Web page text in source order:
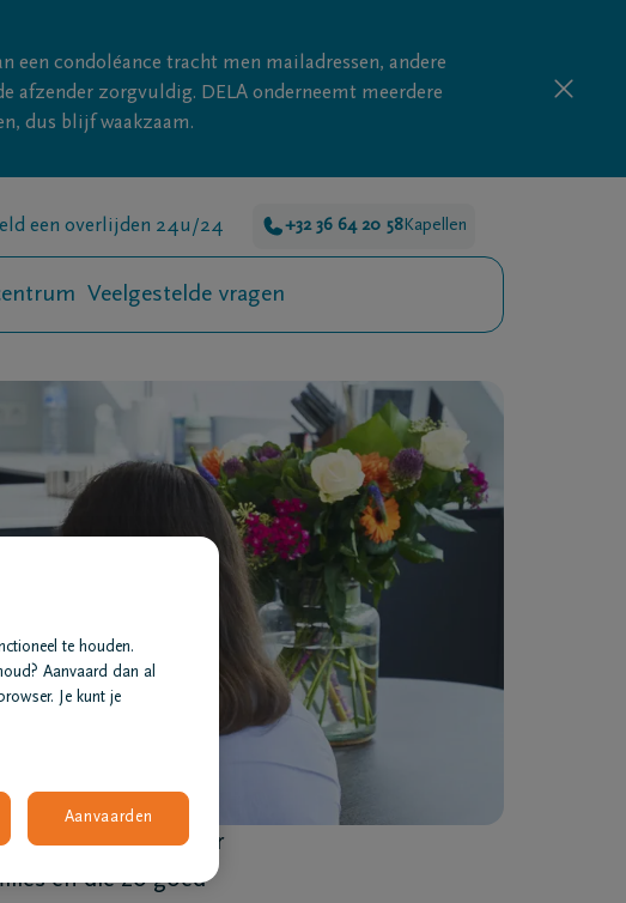
een condoléance tracht men mailadressen, andere
afzender zorgvuldig. DELA onderneemt meerdere
dus blijf waakzaam.
een overlijden 24u/24 +32 36 64 20 58Kapellen
Veelgestelde vragen
uitvaartondernemer
en die zo goed
te houden.
Aanvaard dan al
Je kunt je
Aanvaarden